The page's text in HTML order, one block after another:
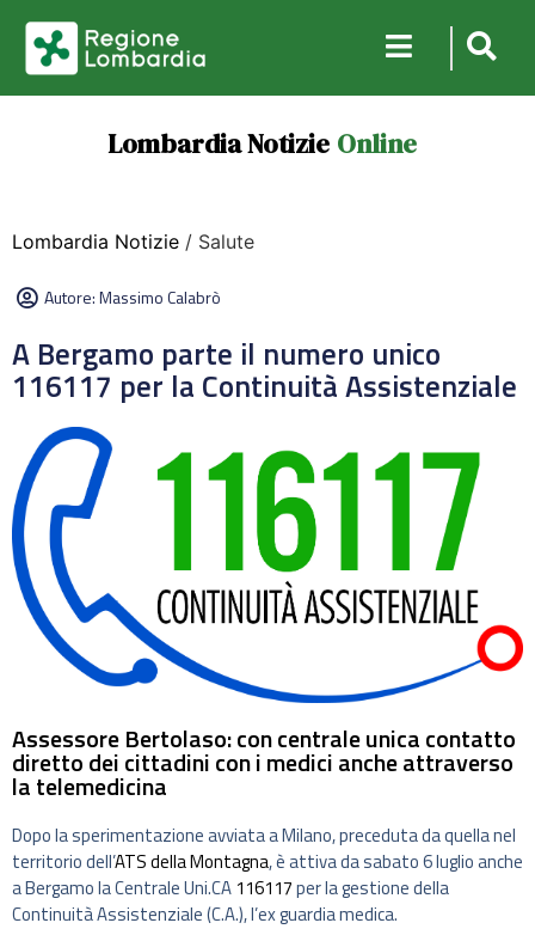
Lombardia Notizie Online
Lombardia Notizie / Salute
Autore:Massimo Calabrò
A Bergamo parte il numero unico
116117 per la Continuità Assistenziale
Assessore Bertolaso: con centrale unica contatto
diretto dei cittadini con i medici anche attraverso
la telemedicina
Dopo la sperimentazione avviata a Milano, preceduta da quella nel
territorio dell’ATS della Montagna, è attiva da sabato 6 luglio anche
a Bergamo la Centrale Uni.CA 116117per la gestione della
Continuità Assistenziale (C.A.), l’ex guardia medica.